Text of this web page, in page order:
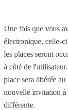
Une fois que vous
électronique, celle-
les places seront
à côté de
place sera libérée
nouvelle invitation à
différente.